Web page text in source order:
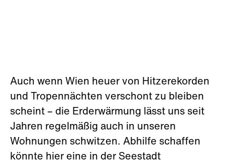
Auch wenn Wien heuer von Hitzerekorden
und Tropennächten verschont zu bleiben
scheint – die Erderwärmung lässt uns seit
Jahren regelmäßig auch in unseren
Wohnungen schwitzen. Abhilfe schaffen
könnte hier eine in der Seestadt